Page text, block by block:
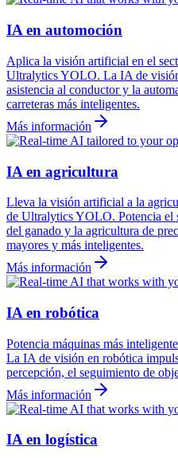
IA en automoción
Aplica la visión artificial en el
Ultralytics YOLO. La IA de
asistencia al conductor y la
carreteras más inteligentes.
Más información
IA en agricultura
Lleva la visión artificial a la
de Ultralytics YOLO. Potencia el
del ganado y la agricultura de
mayores y más inteligentes.
Más información
IA en robótica
Potencia máquinas más
La IA de visión en robótica
percepción, el seguimiento de
Más información
IA en logística